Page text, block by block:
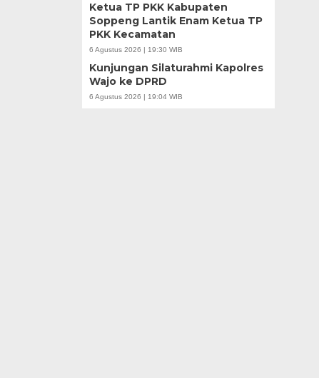
Ketua TP PKK Kabupaten
Soppeng Lantik Enam Ketua TP
PKK Kecamatan
6 Agustus 2026 | 19:30 WIB
Kunjungan Silaturahmi Kapolres
Wajo ke DPRD
6 Agustus 2026 | 19:04 WIB